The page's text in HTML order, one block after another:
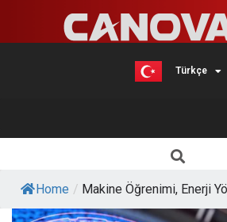
Türkçe
English
Home / Makine Öğrenimi, Enerji